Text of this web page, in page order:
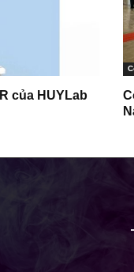
của HUYLab